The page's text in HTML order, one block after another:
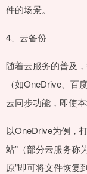
件的场景。
4、云备份
随着云服务的普及
（如OneDrive、百
云同步功能，即使
以OneDrive为例，
站”（部分云服务称
原”即可将文件恢复